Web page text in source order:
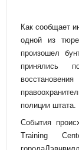
Как сообщает
одной из
произошел
принялись
полиции штата.
События
Training